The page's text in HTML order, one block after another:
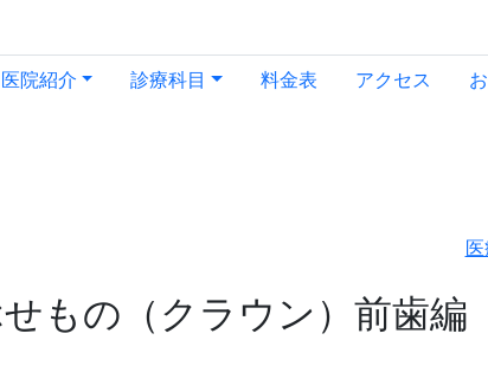
医院紹介 診療科目 料金表 アクセス
もの（クラウン）前歯編